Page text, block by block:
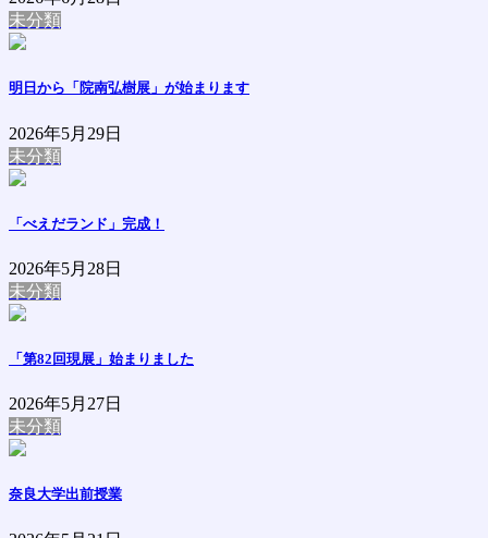
未分類
明日から「院南弘樹展」が始まります
2026年5月29日
未分類
「べえだランド」完成！
2026年5月28日
未分類
「第82回現展」始まりました
2026年5月27日
未分類
奈良大学出前授業